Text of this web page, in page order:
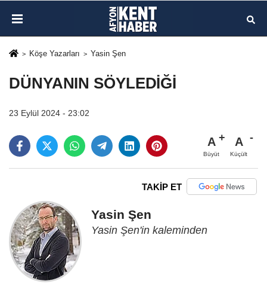
Köşe Yazarları Yasin Şen
DÜNYANIN SÖYLEDİĞİ
23 Eylül 2024 - 23:02
A
Büyüt
A
Küçült
TAKİP ET
Yasin Şen
Yasin Şen'in kaleminden